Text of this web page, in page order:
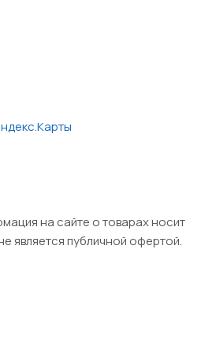
на сайте о товарах носит
является публичной офертой.